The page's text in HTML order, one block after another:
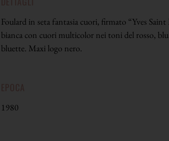
Foulard in seta fantasia cuori, firmato “Yves Saint
bianca con cuori multicolor nei toni del rosso,
bluette. Maxi logo nero.
1980